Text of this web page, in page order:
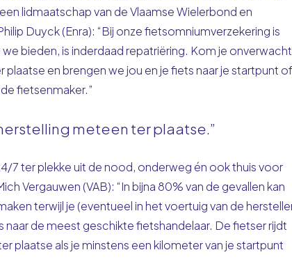
lidmaatschap van de Vlaamse Wielerbond en
Duyck (Enra): “Bij onze fietsomniumverzekering is
bieden, is inderdaad repatriëring. Kom je onverwacht
en brengen we jou en je fiets naar je startpunt of
fietsenmaker.”
meteen ter plaatse.”
7 ter plekke uit de nood, onderweg én ook thuis voor
Vergauwen (VAB): “In bijna 80% van de gevallen kan
terwijl je (eventueel in het voertuig van de
de meest geschikte fietshandelaar. De fietser rijdt
plaatse als je minstens een kilometer van je startpunt